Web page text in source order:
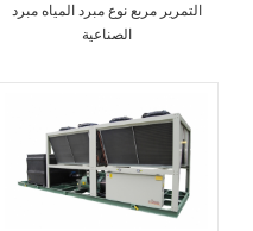
التمرير مربع نوع مبرد المياه مبرد
الصناعية